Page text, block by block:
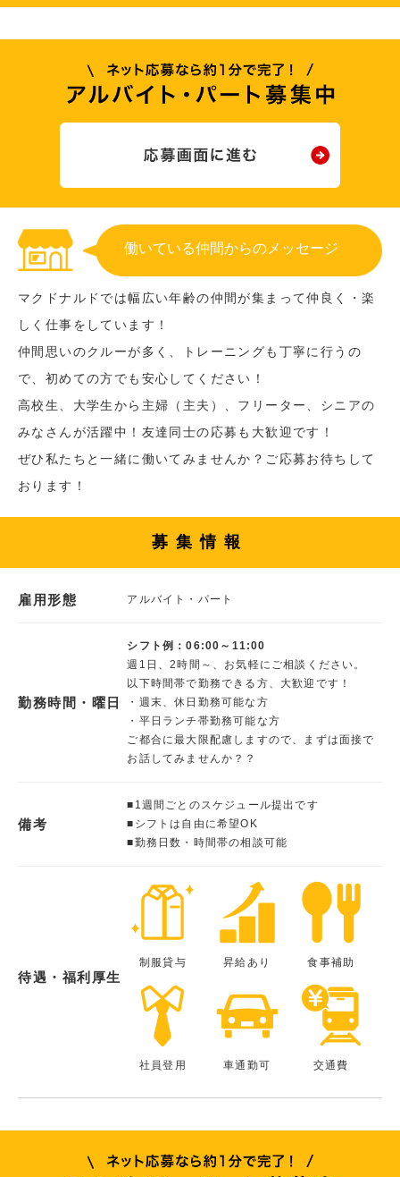
働いている仲間からのメッセージ
マクドナルドでは幅広い年齢の仲間が集まって仲良く・楽
しく仕事をしています！
仲間思いのクルーが多く、トレーニングも丁寧に行うの
で、初めての方でも安心してください！
高校生、大学生から主婦（主夫）、フリーター、シニアの
みなさんが活躍中！友達同士の応募も大歓迎です！
ぜひ私たちと一緒に働いてみませんか？ご応募お待ちして
おります！
募集情報
雇用形態 アルバイト・パート
勤務時間・曜日
シフト例：06:00～11:00
週1日、2時間～、お気軽にご相談ください。
以下時間帯で勤務できる方、大歓迎です！
・週末、休日勤務可能な方
・平日ランチ帯勤務可能な方
ご都合に最大限配慮しますので、まずは面接で
お話してみませんか？？
備考
■1週間ごとのスケジュール提出です
■シフトは自由に希望OK
■勤務日数・時間帯の相談可能
待遇・福利厚生
制服貸与 昇給あり 食事補助
社員登用 車通勤可 交通費